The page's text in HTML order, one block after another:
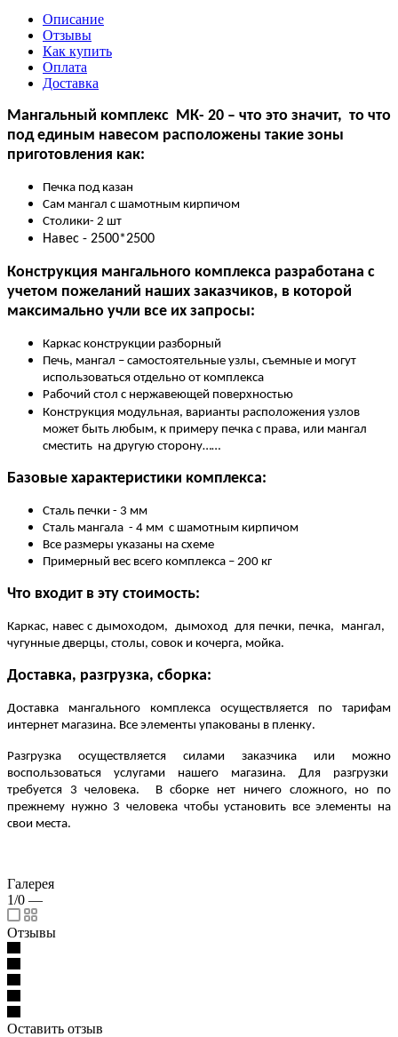
Описание
Отзывы
Как купить
Оплата
Доставка
Мангальный комплекс МК- 20 – что это значит, то что
под единым навесом расположены такие зоны
приготовления как:
Печка под казан
Сам мангал с шамотным кирпичом
Столики- 2 шт
Навес - 2500*2500
Конструкция мангального комплекса разработана с
учетом пожеланий наших заказчиков, в которой
максимально учли все их запросы:
Каркас конструкции разборный
Печь, мангал – самостоятельные узлы, съемные и могут
использоваться отдельно от комплекса
Рабочий стол с нержавеющей поверхностью
Конструкция модульная, варианты расположения узлов
может быть любым, к примеру печка с права, или мангал
сместить на другую сторону……
Базовые характеристики комплекса:
Сталь печки - 3 мм
Сталь мангала - 4 мм с шамотным кирпичом
Все размеры указаны на схеме
Примерный вес всего комплекса – 200 кг
Что входит в эту стоимость:
Каркас, навес с дымоходом, дымоход для печки, печка, мангал,
чугунные дверцы, столы, совок и кочерга, мойка.
Доставка, разгрузка, сборка:
Доставка мангального комплекса осуществляется по тарифам
интернет магазина. Все элементы упакованы в пленку.
Разгрузка осуществляется силами заказчика или можно
воспользоваться услугами нашего магазина. Для разгрузки
требуется 3 человека. В сборке нет ничего сложного, но по
прежнему нужно 3 человека чтобы установить все элементы на
свои места.
Галерея
1/0 —
Отзывы
Оставить отзыв